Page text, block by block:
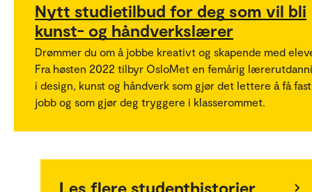
Nytt studietilbud for deg som vil bli
kunst- og håndverkslærer
Drømmer du om å jobbe kreativt og skapende med
Fra høsten 2022 tilbyr OsloMet en femårig
i design, kunst og håndverk som gjør det lettere å få fast
jobb og som gjør deg tryggere i klasserommet.
Les flere studenthistorier